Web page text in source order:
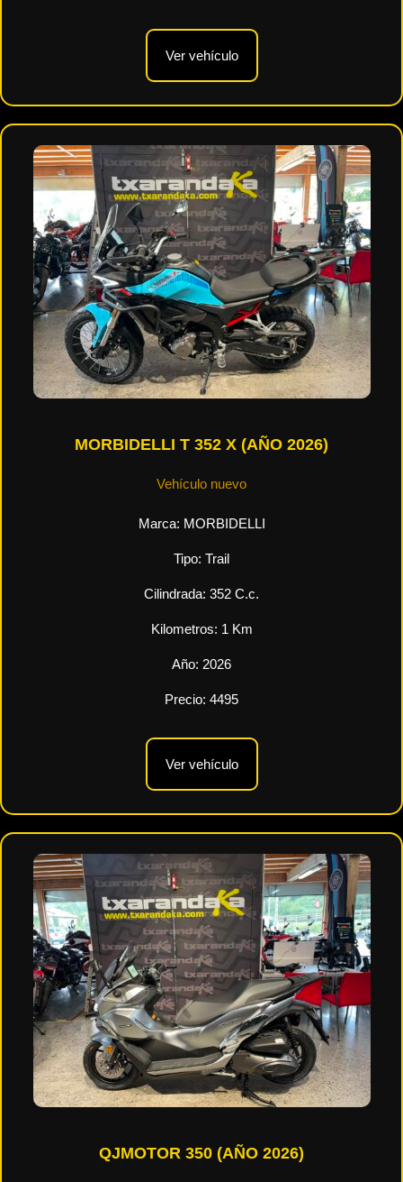
Ver vehículo
MORBIDELLI T 352 X (AÑO 2026)
Vehículo nuevo
Marca: MORBIDELLI
Tipo: Trail
Cilindrada: 352 C.c.
Kilometros: 1 Km
Año: 2026
Precio: 4495
Ver vehículo
QJMOTOR 350 (AÑO 2026)